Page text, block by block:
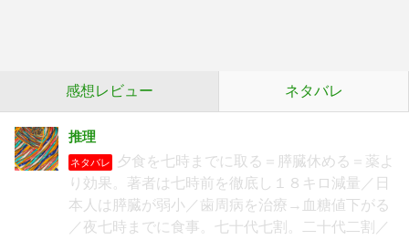
感想レビュー ネタバレ
推理
ネタバレ
夕食を七時までに取る＝膵臓休める＝薬よ
り効果。著者は七時前を徹底し１８キロ減量／日
本人は膵臓が弱小／歯周病を治療→血糖値下がる
／夜七時までに食事。七十代七割。二十代二割／